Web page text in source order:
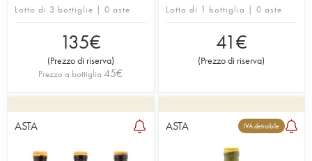
Lotto di 3 bottiglie | 0 aste
135€
(Prezzo di riserva)
Prezzo a bottiglia 45€
Lotto di 1 bottiglia | 0 aste
41€
(Prezzo di riserva)
ASTA ASTA IVA detraibile